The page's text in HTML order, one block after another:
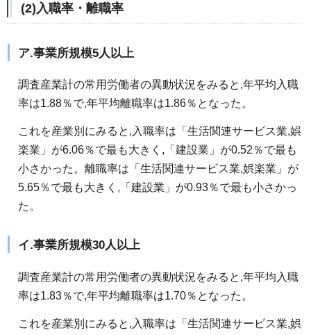
(2)入職率・離職率
ア.事業所規模5人以上
調査産業計の常用労働者の異動状況をみると,年平均入職
率は1.88％で,年平均離職率は1.86％となった。
これを産業別にみると,入職率は「生活関連サービス業,娯
楽業」が6.06％で最も大きく,「建設業」が0.52％で最も
小さかった。離職率は「生活関連サービス業,娯楽業」が
5.65％で最も大きく,「建設業」が0.93％で最も小さかっ
た。
イ.事業所規模30人以上
調査産業計の常用労働者の異動状況をみると,年平均入職
率は1.83％で,年平均離職率は1.70％となった。
これを産業別にみると,入職率は「生活関連サービス業,娯